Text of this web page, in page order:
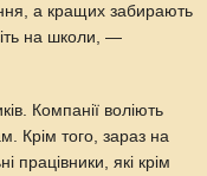
а кращих забирають
на школи, —
Компанії воліють
Крім того, зараз на
працівники, які крім